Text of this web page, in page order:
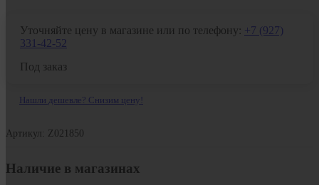
Уточняйте цену в магазине или по телефону: +7 (927)
331-42-52
Под заказ
Нашли дешевле? Снизим цену!
Артикул: Z021850
Наличие в магазинах